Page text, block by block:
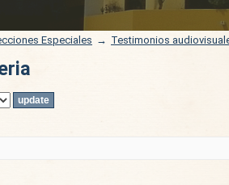
Especiales → Testimonios